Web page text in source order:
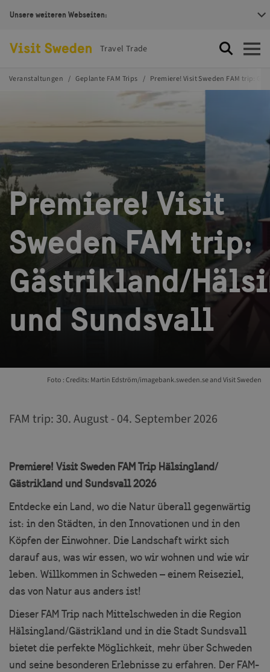
Unsere weiteren Webseiten:
Visit Sweden Logotype
Travel Trade Suche Öffnen
Veranstaltungen Geplante FAM Trips Premiere! Visit Sweden FAM trip:
Foto : Credits: Martin Edström/imagebank.sweden.se and Visit Sweden
Premiere! Visit
Sweden FAM trip:
Gästrikland/
und Sundsvall
FAM trip: 30. August - 04. September 2026
Premiere! Visit Sweden FAM Trip Hälsingland/
Gästrikland und Sundsvall 2026
Entdecke ein Land, wo die Natur überall gegenwärtig
ist: in den Städten, in den Innovationen und in den
Köpfen der Einwohner. Die Landschaft wirkt sich
darauf aus, was wir essen, wo wir wohnen und wie wir
leben. Willkommen in Schweden – einem Reiseziel,
das von Natur aus anders ist!
Dieser FAM Trip nach Mittelschweden in die Region
Hälsingland/Gästrikland und in die Stadt Sundsvall
bietet die perfekte Möglichkeit, mehr über Schweden
und seine besonderen Erlebnisse zu erfahren. Der FAM-